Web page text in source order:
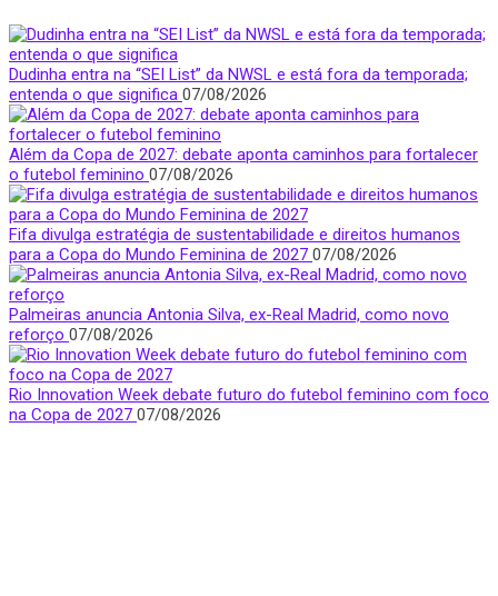
Dudinha entra na “SEI List” da NWSL e está fora da temporada;
entenda o que significa 07/08/2026
Além da Copa de 2027: debate aponta caminhos para fortalecer
o futebol feminino 07/08/2026
Fifa divulga estratégia de sustentabilidade e direitos humanos
para a Copa do Mundo Feminina de 2027 07/08/2026
Palmeiras anuncia Antonia Silva, ex-Real Madrid, como novo
reforço 07/08/2026
Rio Innovation Week debate futuro do futebol feminino com foco
na Copa de 2027 07/08/2026